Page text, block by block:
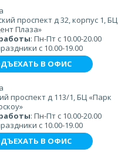
проспект д 32, корпус 1, БЦ
Плаза»
: Пн-Пт с 10.00-20.00
с 10.00-19.00
В ОФИС
проспект д 113/1, БЦ «Парк
: Пн-Пт с 10.00-20.00
с 10.00-19.00
В ОФИС